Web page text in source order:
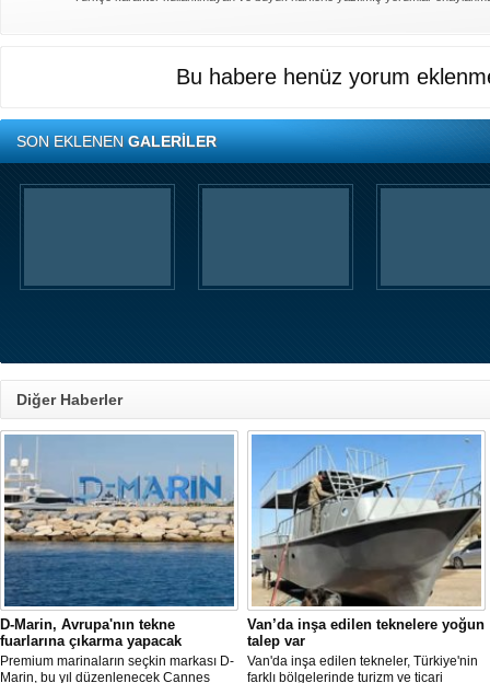
Bu habere henüz yorum
SON EKLENENGALERİLER
Diğer Haberler
D-Marin, Avrupa'nın tekne
fuarlarına çıkarma yapacak
Premium marinaların seçkin markası D-
Marin, bu yıl düzenlenecek Cannes
Van’da inşa edilen teknelere yoğun
talep var
Van'da inşa edilen tekneler, Türkiye'nin
farklı bölgelerinde turizm ve ticari